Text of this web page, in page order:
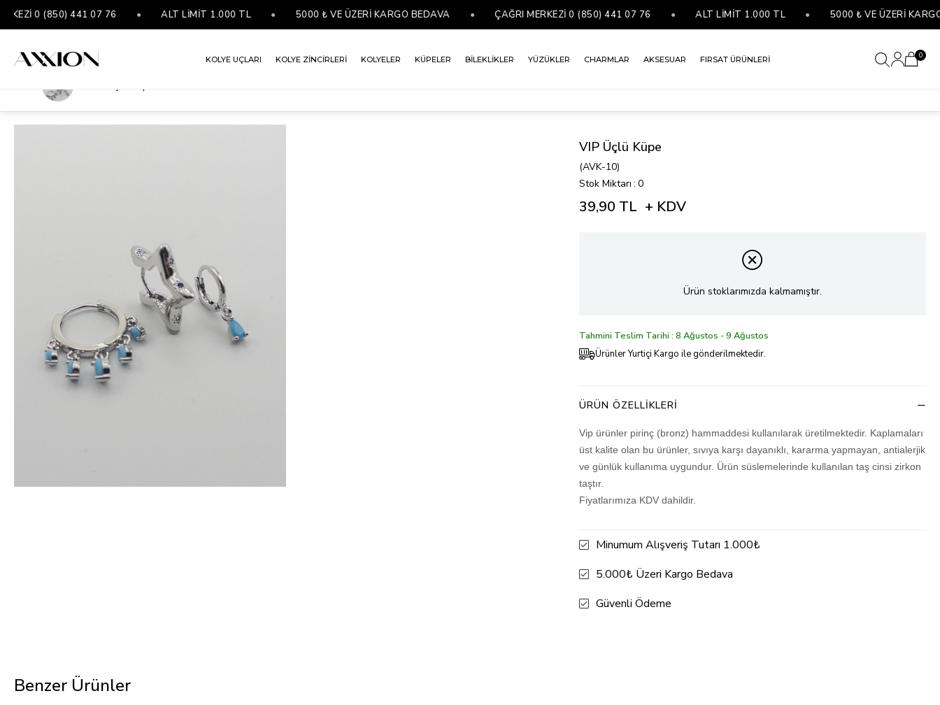
0 (850) 441 07 76 • ALT LİMİT 1.000 TL • 5000 ₺ VE ÜZERİ KARGO BEDAVA • ÇAĞRI MERKEZİ 0 (850) 441 07 76 • ALT LİMİT 1.000 TL • 5000 ₺ VE ÜZERİ KARGO
KOLYE UÇLARI KOLYE ZİNCİRLERİ KOLYELER KÜPELER BİLEKLİKLER YÜZÜKLER CHARMLAR AKSESUAR FIRSAT ÜRÜNLERİ 0
VIP Üçlü Küpe
(AVK-10)
Stok Miktarı : 0
39,90 TL + KDV
Ürün stoklarımızda kalmamıştır.
Tahmini Teslim Tarihi : 8 Ağustos - 9 Ağustos
Ürünler Yurtiçi Kargo ile gönderilmektedir.
ÜRÜN ÖZELLIKLERI
Vip ürünler pirinç (bronz) hammaddesi kullanılarak üretilmektedir. Kaplamaları
üst kalite olan bu ürünler, sıvıya karşı dayanıklı, kararma yapmayan, antialerjik
ve günlük kullanıma uygundur. Ürün süslemelerinde kullanılan taş cinsi zirkon
taştır.
Fiyatlarımıza KDV dahildir.
Minumum Alışveriş Tutarı 1.000₺
5.000₺ Üzeri Kargo Bedava
Güvenli Ödeme
Benzer Ürünler